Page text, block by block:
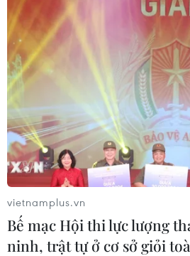
vietnamplus.vn
Bế mạc Hội thi lực lượng
ninh, trật tự ở cơ sở giỏi